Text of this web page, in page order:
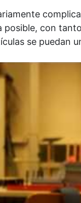
con
se puedan